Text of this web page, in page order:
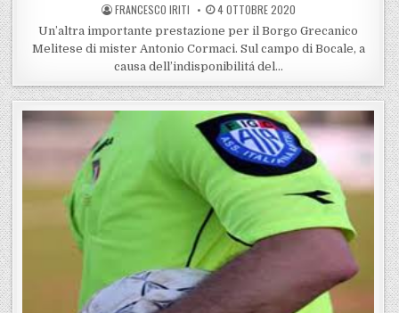
POSTED BY
FRANCESCO IRITI POSTED ON
4 OTTOBRE 2020
Un’altra importante prestazione per il Borgo Grecanico
Melitese di mister Antonio Cormaci. Sul campo di Bocale, a
causa dell’indisponibilitá del…